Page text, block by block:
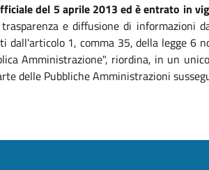
del 5 aprile 2013 ed è entrato in
e diffusione di informazioni
1, comma 35, della legge 6
Amministrazione", riordina, in un
delle Pubbliche Amministrazioni